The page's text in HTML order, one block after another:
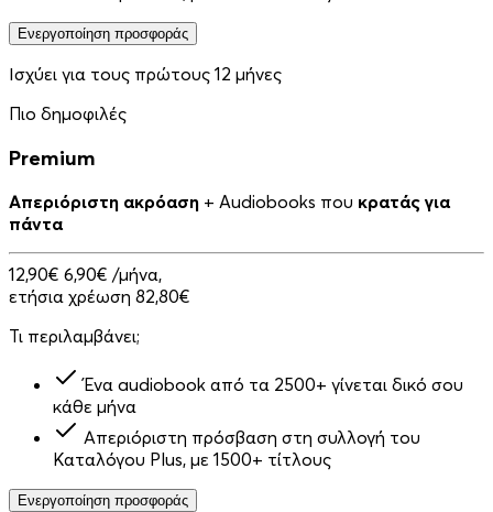
Ενεργοποίηση προσφοράς
Ισχύει για τους πρώτους 12 μήνες
Πιο δημοφιλές
Premium
Απεριόριστη ακρόαση + Audiobooks που κρατάς για
πάντα
12,90€ 6,90€ /μήνα,
ετήσια χρέωση 82,80€
Τι περιλαμβάνει;
Ένα audiobook από τα 2500+ γίνεται δικό σου
κάθε μήνα
Απεριόριστη πρόσβαση στη συλλογή του
Καταλόγου Plus, με 1500+ τίτλους
Ενεργοποίηση προσφοράς